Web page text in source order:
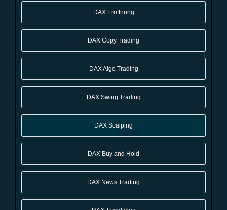
DAX Eröffnung
DAX Copy Trading
DAX Algo Trading
DAX Swing Trading
DAX Scalping
DAX Buy and Hold
DAX News Trading